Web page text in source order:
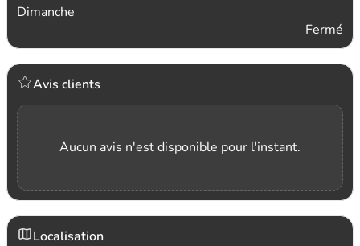
Dimanche
Fermé
Avis clients
Aucun avis n'est disponible pour l'instant.
Localisation